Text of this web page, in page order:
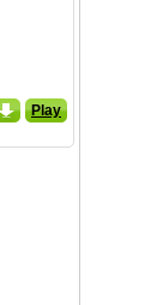
_ Play